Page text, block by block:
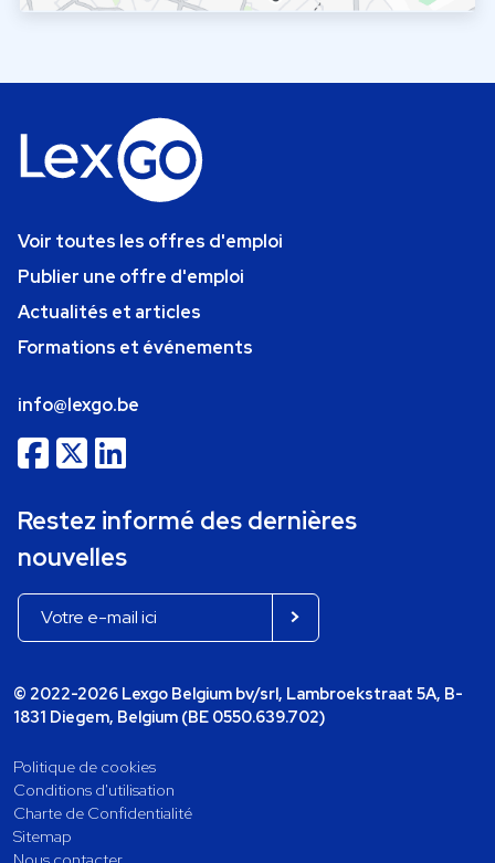
Voir toutes les offres d'emploi
Publier une offre d'emploi
Actualités et articles
Formations et événements
info@lexgo.be
Restez informé des dernières
nouvelles
© 2022-2026 Lexgo Belgium bv/srl, Lambroekstraat 5A, B-
1831 Diegem, Belgium (BE 0550.639.702)
Politique de cookies
Conditions d'utilisation
Charte de Confidentialité
Sitemap